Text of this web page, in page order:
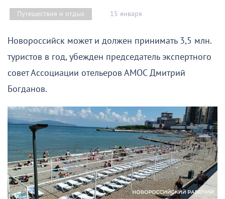
Путешествия и отдых 15 января
Новороссийск может и должен принимать 3,5 млн.
туристов в год, убежден председатель экспертного
совет Ассоциации отельеров АМОС Дмитрий
Богданов.